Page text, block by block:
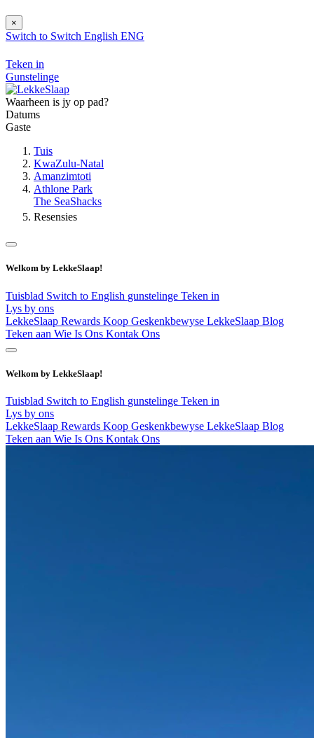
×
Switch to Switch English ENG
Teken in
Gunstelinge
Waarheen is jy op pad?
Datums
Gaste
Tuis
KwaZulu-Natal
Amanzimtoti
Athlone Park
The SeaShacks
Resensies
Welkom by LekkeSlaap!
Tuisblad Switch to English gunstelinge Teken in
Lys by ons
LekkeSlaap Rewards Koop Geskenkbewyse LekkeSlaap Blog
Teken aan Wie Is Ons Kontak Ons
Welkom by LekkeSlaap!
Tuisblad Switch to English gunstelinge Teken in
Lys by ons
LekkeSlaap Rewards Koop Geskenkbewyse LekkeSlaap Blog
Teken aan Wie Is Ons Kontak Ons